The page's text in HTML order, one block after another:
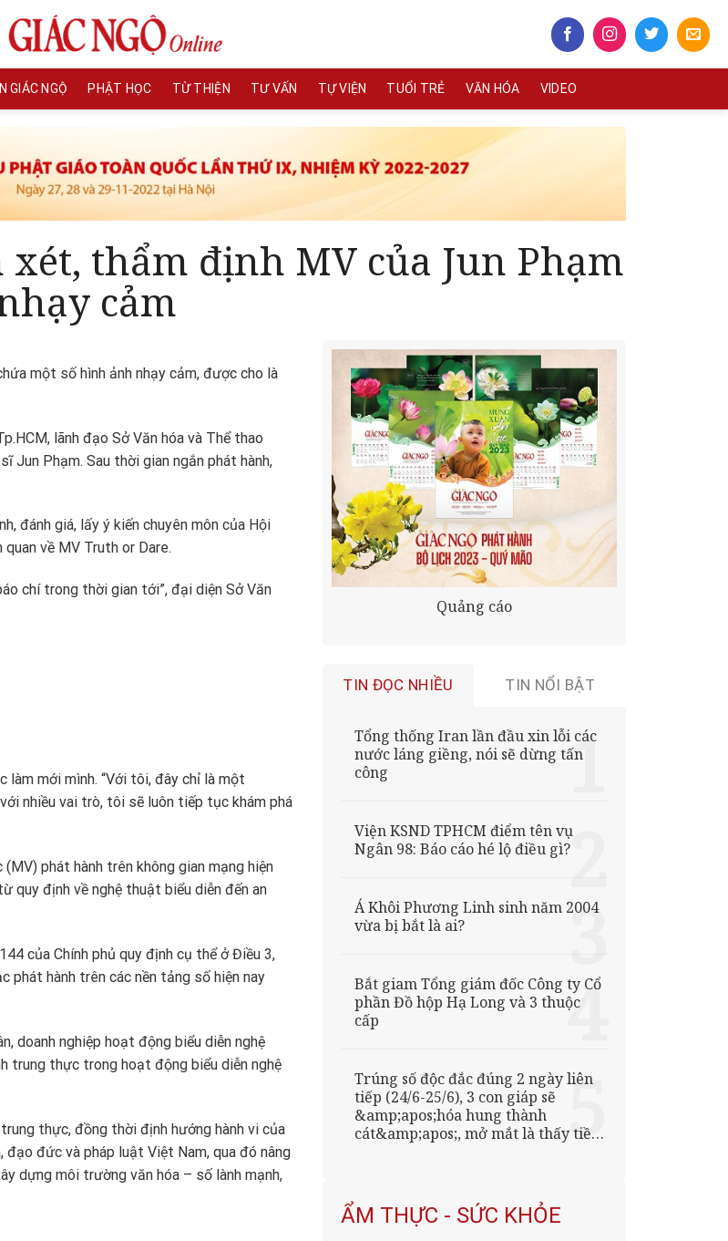
GIÁC NGỘ PHẬT HỌC TỪ THIỆN TƯ VẤN TỰ VIỆN TUỔI TRẺ VĂN HÓA VIDEO
xét, thẩm định MV của Jun Phạm
cảm
một số hình ảnh nhạy cảm, được cho là
lãnh đạo Sở Văn hóa và Thể thao
Jun Phạm. Sau thời gian ngắn phát hành,
đánh giá, lấy ý kiến chuyên môn của Hội
về MV Truth or Dare.
chí trong thời gian tới”, đại diện Sở Văn
làm mới mình. “Với tôi, đây chỉ là một
nhiều vai trò, tôi sẽ luôn tiếp tục khám phá
phát hành trên không gian mạng hiện
quy định về nghệ thuật biểu diễn đến an
của Chính phủ quy định cụ thể ở Điều 3,
phát hành trên các nền tảng số hiện nay
doanh nghiệp hoạt động biểu diễn nghệ
trung thực trong hoạt động biểu diễn nghệ
thực, đồng thời định hướng hành vi của
đức và pháp luật Việt Nam, qua đó nâng
dựng môi trường văn hóa – số lành mạnh,
Quảng cáo
TIN ĐỌC NHIỀU TIN NỔI BẬT
Tổng thống Iran lần đầu xin lỗi các
nước láng giềng, nói sẽ dừng tấn
công
Viện KSND TPHCM điểm tên vụ
Ngân 98: Báo cáo hé lộ điều gì?
Á Khôi Phương Linh sinh năm 2004
vừa bị bắt là ai?
Bắt giam Tổng giám đốc Công ty Cổ
phần Đồ hộp Hạ Long và 3 thuộc
cấp
Trúng số độc đắc đúng 2 ngày liên
tiếp (24/6-25/6), 3 con giáp sẽ
&amp;apos;hóa hung thành
cát&amp;apos;, mở mắt là thấy tiền,
ẨM THỰC - SỨC KHỎE